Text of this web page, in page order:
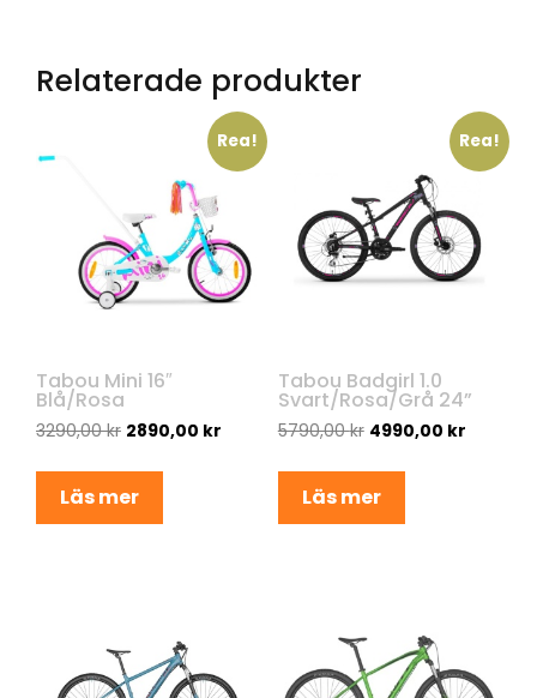
Relaterade produkter
Rea!
Tabou Mini 16″
Blå/Rosa
3290,00kr 2890,00 kr
Läs mer
Rea!
Tabou Badgirl 1.0
Svart/Rosa/Grå 24”
5790,00kr 4990,00 kr
Läs mer